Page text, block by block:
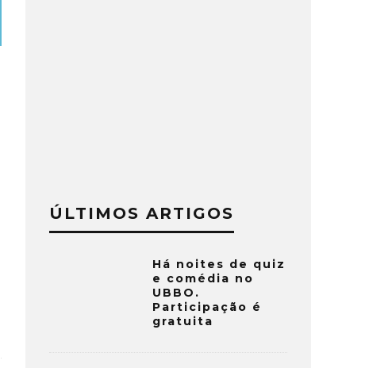
ÚLTIMOS ARTIGOS
Há noites de quiz
e comédia no
UBBO.
Participação é
gratuita